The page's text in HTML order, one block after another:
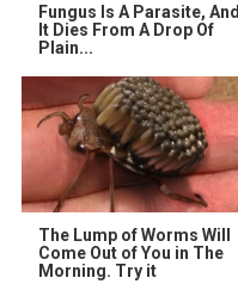
Fungus Is A Parasite, And
It Dies From A Drop Of
Plain...
The Lump of Worms Will
Come Out of You in The
Morning. Try it